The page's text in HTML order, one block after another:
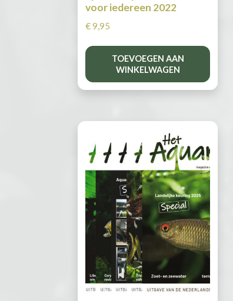
voor iedereen 2022
€9,95
TOEVOEGEN AAN
WINKELWAGEN